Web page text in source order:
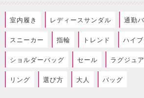
室内履き レディースサンダル 通勤
スニーカー 指輪 トレンド ハイ
ショルダーバッグ セール ラグジュ
リング 選び方 大人 バッグ